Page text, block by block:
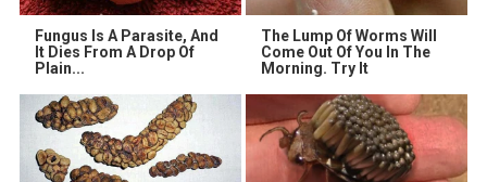
Fungus Is A Parasite, And
It Dies From A Drop Of
Plain...
The Lump Of Worms Will
Come Out Of You In The
Morning. Try It